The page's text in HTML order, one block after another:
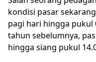
kondisi pasar
pagi hari hingga pukul
tahun sebelumnya,
hingga siang pukul